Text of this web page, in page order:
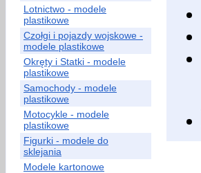
Lotnictwo - modele
plastikowe
Czołgi i pojazdy wojskowe -
modele plastikowe
Okręty i Statki - modele
plastikowe
Samochody - modele
plastikowe
Motocykle - modele
plastikowe
Figurki - modele do
sklejania
Modele kartonowe